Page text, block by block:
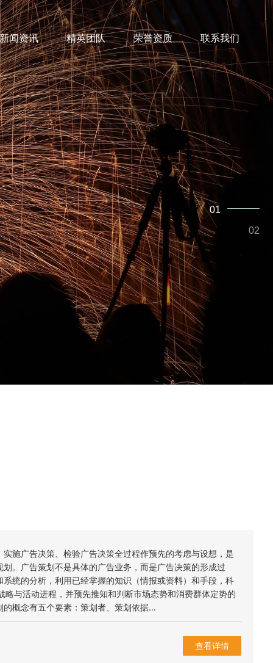
新闻资讯 精英团队 荣誉资质 联系我们
01
02
施广告决策、检验广告决策全过程作预先的考虑与设想，是
。广告策划不是具体的广告业务，而是广告决策的形成过
统的分析，利用已经掌握的知识（情报或资料）和手段，科
略与活动进程，并预先推知和判断市场态势和消费群体定势的
概念有五个要素：策划者、策划依据...
查看详情